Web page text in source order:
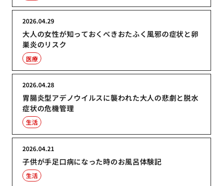
大人の女性が知っておくべきおたふく風邪の症状と卵
巣炎のリスク
2026.04.29
医療
胃腸炎型アデノウイルスに襲われた大人の悲劇と脱水
症状の危機管理
2026.04.28
生活
子供が手足口病になった時のお風呂体験記
2026.04.21
生活